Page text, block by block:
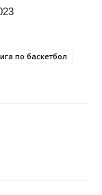
по баскетбол